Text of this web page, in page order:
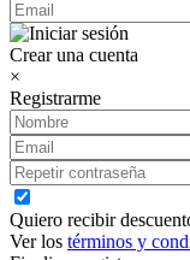
Crear una cuenta
×
Registrarme
Quiero recibir
Ver los términos y